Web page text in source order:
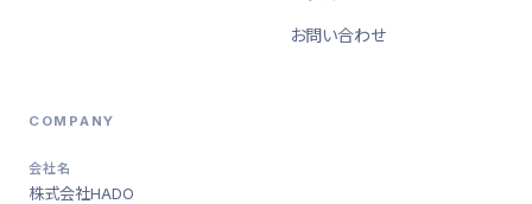
お問い合わせ
COMPANY
会社名
株式会社HADO